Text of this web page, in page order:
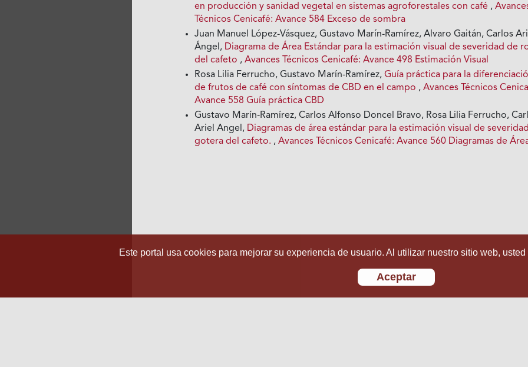
en producción y sanidad vegetal en sistemas agroforestales con café ,
Técnicos Cenicafé: Avance 584 Exceso de sombra
Juan Manuel López-Vásquez, Gustavo Marín-Ramírez, Alvaro Gaitán, Carlos
Ángel, Diagrama de Área Estándar para la estimación visual de severidad de
del cafeto ,Avances Técnicos Cenicafé: Avance 498 Estimación Visual
Rosa Lilia Ferrucho, Gustavo Marín-Ramírez,Guía práctica para la
de frutos de café con síntomas de CBD en el campo ,Avances Técnicos
Avance 558 Guía práctica CBD
Gustavo Marín-Ramírez, Carlos Alfonso Doncel Bravo, Rosa Lilia Ferrucho,
Ariel Angel, Diagramas de área estándar para la estimación visual de
gotera del cafeto. ,Avances Técnicos Cenicafé: Avance 560 Diagramas de
Este portal usa cookies para mejorar su experiencia de usuario. Al utilizar nuestro sitio web,
Aceptar